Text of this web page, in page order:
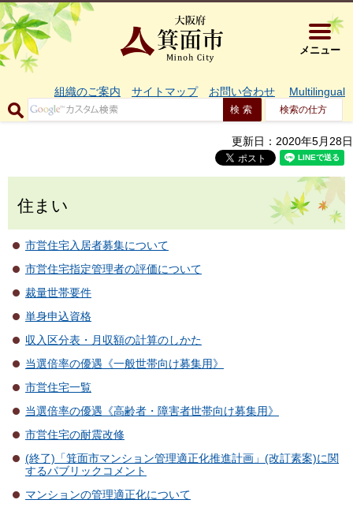
大阪府箕
メニュー
組織のご案内 サイトマップ お問い合わせ Multilingual
検索の仕方
更新日：2020年5月28日
住まい
市営住宅入居者募集について
市営住宅指定管理者の評価について
裁量世帯要件
単身申込資格
収入区分表・月収額の計算のしかた
当選倍率の優遇《一般世帯向け募集用》
市営住宅一覧
当選倍率の優遇《高齢者・障害者世帯向け募集用》
市営住宅の耐震改修
(終了)「箕面市マンション管理適正化推進計画」(改訂素案)に関
するパブリックコメント
マンションの管理適正化について